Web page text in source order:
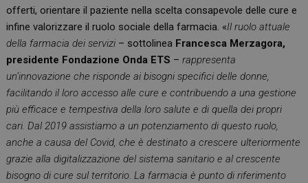
offerti, orientare il paziente nella scelta consapevole delle cure e
infine valorizzare il ruolo sociale della farmacia. «Il ruolo attuale
della farmacia dei servizi – sottolinea Francesca Merzagora,
presidente Fondazione Onda ETS –rappresenta
un’innovazione che risponde ai bisogni specifici delle donne,
facilitando il loro accesso alle cure e contribuendo a una gestione
più efficace e tempestiva della loro salute e di quella dei propri
cari. Dal 2019 assistiamo a un potenziamento di questo ruolo,
anche a causa del Covid, che è destinato a crescere ulteriormente
grazie alla digitalizzazione del sistema sanitario e al crescente
bisogno di cure sul territorio. La farmacia è punto di riferimento